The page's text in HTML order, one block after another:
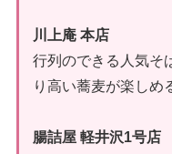
川上庵 本店
行列のできる人気そ
り高い蕎麦が楽しめ
腸詰屋 軽井沢1号店